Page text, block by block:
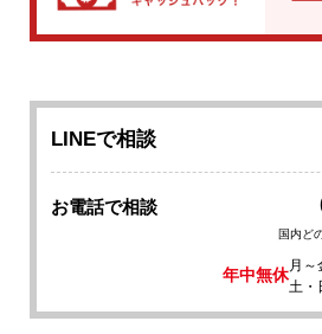
LINEで相談
お電話で相談
国内ど
年中無休
月～
土・